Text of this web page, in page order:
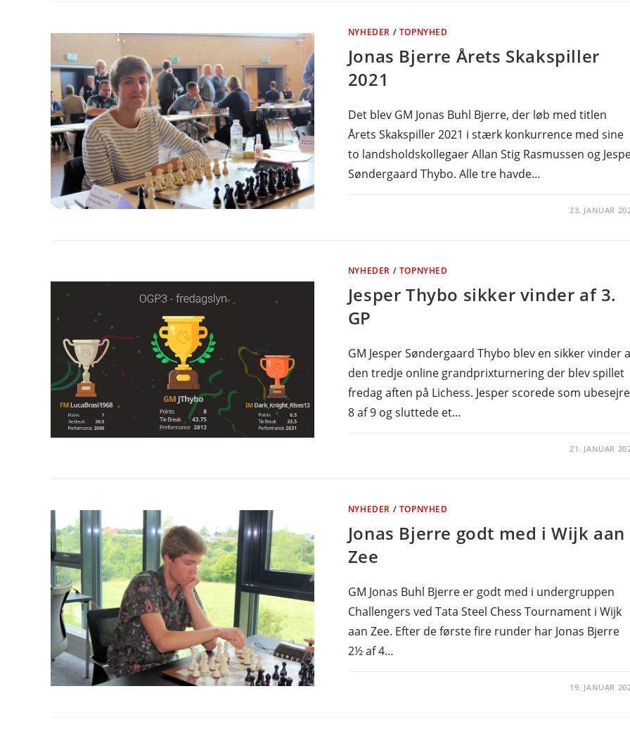
NYHEDER / TOPNYHED
Jonas Bjerre Årets Skakspiller
2021
Det blev GM Jonas Buhl Bjerre, der løb med titlen
Årets Skakspiller 2021 i stærk konkurrence med sine
to landsholdskollegaer Allan Stig Rasmussen og
Søndergaard Thybo. Alle tre havde…
23. JANUAR
NYHEDER / TOPNYHED
Jesper Thybo sikker vinder af 3.
GP
GM Jesper Søndergaard Thybo blev en sikker vinder
den tredje online grandprixturnering der blev spillet
fredag aften på Lichess. Jesper scorede som
8 af 9 og sluttede et…
21. JANUAR
NYHEDER / TOPNYHED
Jonas Bjerre godt med i Wijk aan
Zee
GM Jonas Buhl Bjerre er godt med i undergruppen
Challengers ved Tata Steel Chess Tournament i Wijk
aan Zee. Efter de første fire runder har Jonas Bjerre
2½ af 4…
19. JANUAR